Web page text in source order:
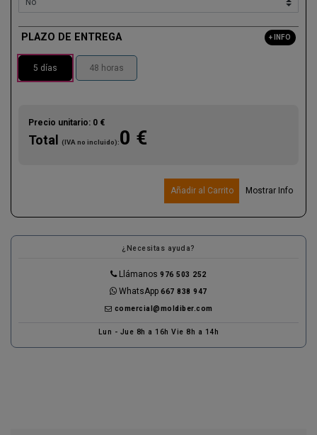
PLAZO DE ENTREGA + INFO
5 días 48 horas
Precio unitario: 0 €
Total (IVA no incluido):0 €
Añadir al Carrito Mostrar Info
¿Necesitas ayuda?
Llámanos976 503 252
WhatsApp667 838 947
comercial@moldiber.com
Lun - Jue 8h a 16h Vie 8h a 14h